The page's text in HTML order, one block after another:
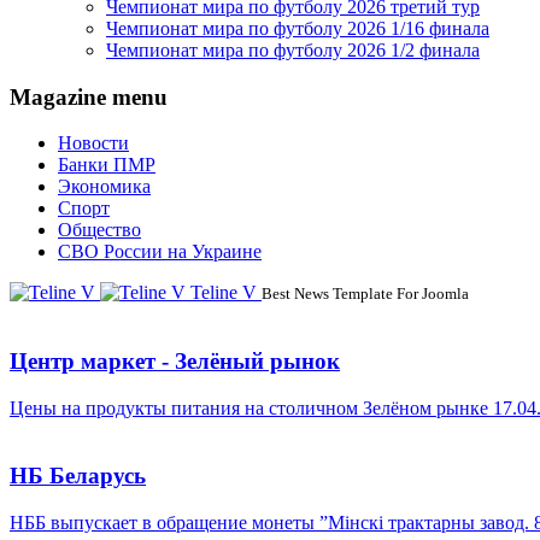
Чемпионат мира по футболу 2026 третий тур
Чемпионат мира по футболу 2026 1/16 финала
Чемпионат мира по футболу 2026 1/2 финала
Magazine menu
Новости
Банки ПМР
Экономика
Спорт
Общество
СВО России на Украине
Teline V Best News Template For Joomla
Центр маркет - Зелёный рынок
Цены на продукты питания на столичном Зелёном рынке
НБ Беларусь
НББ выпускает в обращение монеты ”Мінскі трактарны завод.